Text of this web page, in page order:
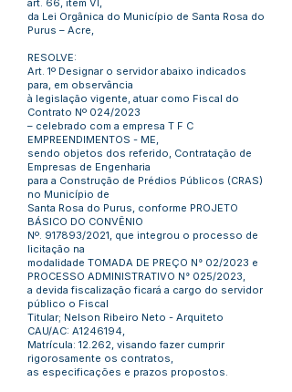
art. 66, item VI,
da Lei Orgânica do Município de Santa Rosa do
Purus – Acre,
RESOLVE:
Art. 1º Designar o servidor abaixo indicados
para, em observância
à legislação vigente, atuar como Fiscal do
Contrato Nº 024/2023
– celebrado com a empresa T F C
EMPREENDIMENTOS - ME,
sendo objetos dos referido, Contratação de
Empresas de Engenharia
para a Construção de Prédios Públicos (CRAS)
no Município de
Santa Rosa do Purus, conforme PROJETO
BÁSICO DO CONVÊNIO
Nº. 917893/2021, que integrou o processo de
licitação na
modalidade TOMADA DE PREÇO N° 02/2023 e
PROCESSO ADMINISTRATIVO N° 025/2023,
a devida fiscalização ficará a cargo do servidor
público o Fiscal
Titular; Nelson Ribeiro Neto - Arquiteto
CAU/AC: A1246194,
Matrícula: 12.262, visando fazer cumprir
rigorosamente os contratos,
as especificações e prazos propostos.